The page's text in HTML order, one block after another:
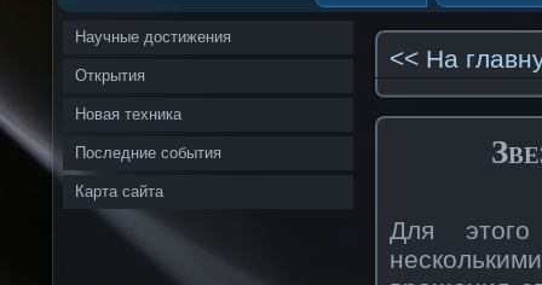
Научные достижения
Открытия
Новая техника
Последние события
Карта сайта
<< На
Для